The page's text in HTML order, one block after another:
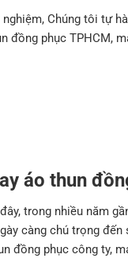
Chúng tôi tự
đồng phục TPHCM,
áo thun
trong nhiều năm
càng chú trọng
đồng phục công ty,